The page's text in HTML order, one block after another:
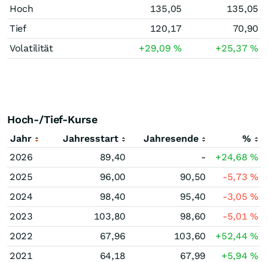
Hoch
135,05
135,05
Tief
120,17
70,90
Volatilität
+29,09% +25,37%
Hoch-/Tief-Kurse
Jahr Jahresstart Jahresende
%
2026
89,40 - +24,68%
2025
96,00 90,50 -5,73%
2024
98,40 95,40 -3,05%
2023
103,80 98,60 -5,01%
2022
67,96 103,60 +52,44%
2021
64,18 67,99 +5,94%